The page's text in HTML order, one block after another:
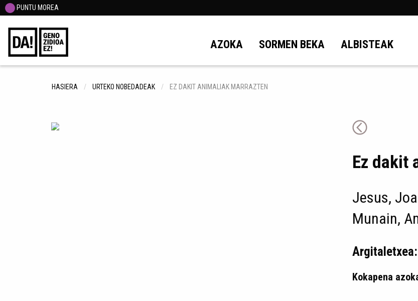
PUNTU MOREA
AZOKA SORMEN BEKA ALBISTEAK
HASIERA URTEKO NOBEDADEAK EZ DAKIT ANIMALIAK MARRAZTEN
Ez dakit
Jesus,
Munain,
Argitaletxea:
Kokapena